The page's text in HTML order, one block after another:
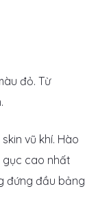
đỏ. Từ
vũ khí. Hào
gục cao nhất
đứng đầu bảng